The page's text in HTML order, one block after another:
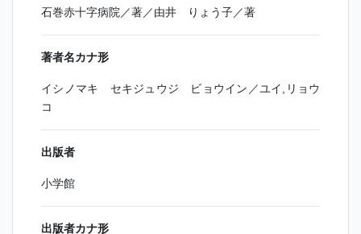
石巻赤十字病院／著／由井 りょう子／著
著者名カナ形
イシノマキ セキジュウジ ビョウイン／ユイ,リョウ
コ
出版者
小学館
出版者カナ形